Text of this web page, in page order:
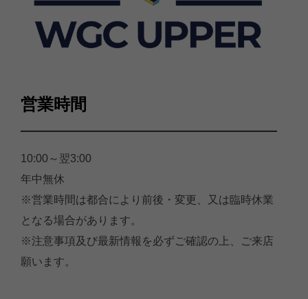
営業時間
10:00～翌3:00
年中無休
※営業時間は都合により前後・変更、又は臨時休業
となる場合があります。
※注意事項及び最新情報を必ずご確認の上、ご来店
願います。